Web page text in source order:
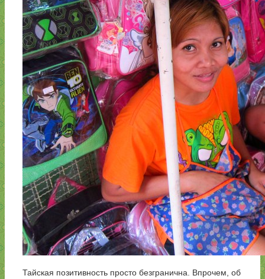
Тайская позитивность просто безгранична. Впрочем, об